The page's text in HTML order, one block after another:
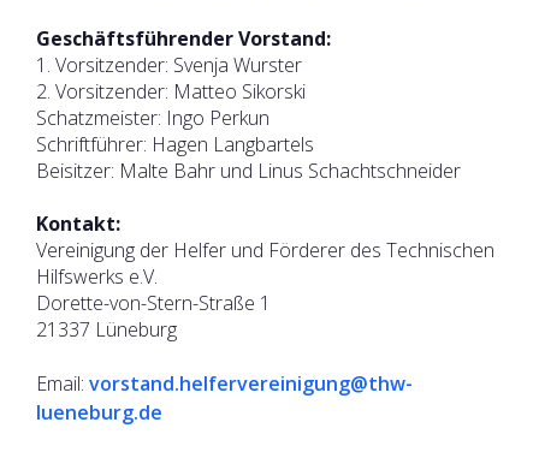
Geschäftsführender Vorstand:
1. Vorsitzender: Svenja Wurster
2. Vorsitzender: Matteo Sikorski
Schatzmeister: Ingo Perkun
Schriftführer: Hagen Langbartels
Beisitzer: Malte Bahr und Linus Schachtschneider
Kontakt:
Vereinigung der Helfer und Förderer des Technischen
Hilfswerks e.V.
Dorette-von-Stern-Straße 1
21337 Lüneburg
Email: vorstand.helfervereinigung@thw-
lueneburg.de